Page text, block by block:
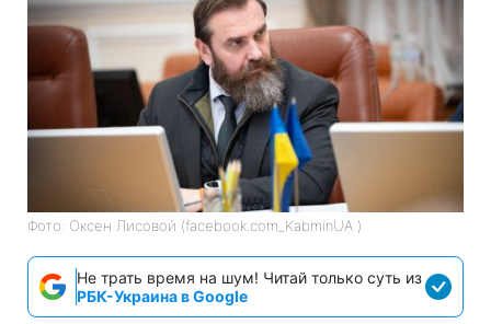
Фото: Оксен Лисовой (facebook.com_KabminUA )
Не трать время на шум! Читай только суть из
РБК-Украина в Google